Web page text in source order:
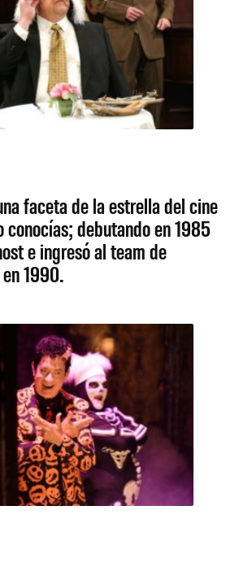
faceta de la estrella del cine
conocías; debutando en 1985
e ingresó al team de
1990.